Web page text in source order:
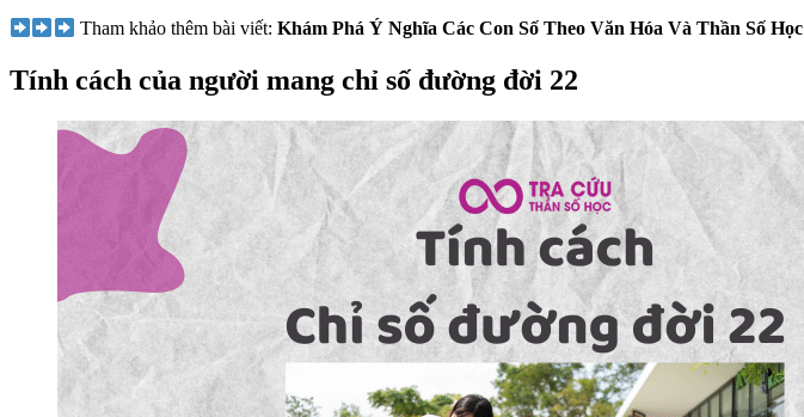
Tham khảo thêm bài viết: Khám Phá Ý Nghĩa Các Con Số Theo Văn Hóa Và Thần Số Học
Tính cách của người mang chỉ số đường đời 22